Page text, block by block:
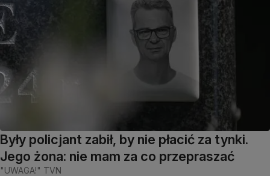
Były policjant zabił, by nie płacić za tynki.
Jego żona: nie mam za co przepraszać
"UWAGA!" TVN